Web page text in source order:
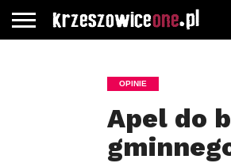
OPINIE
Apel do